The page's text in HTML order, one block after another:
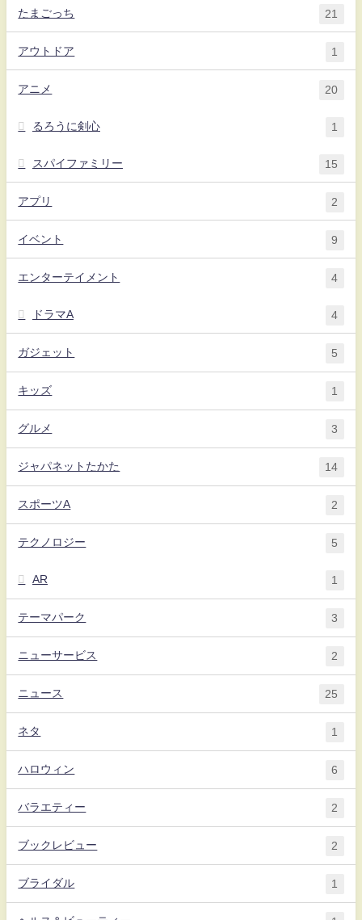
たまごっち 21
アウトドア 1
アニメ 20
るろうに剣心 1
スパイファミリー 15
アプリ 2
イベント 9
エンターテイメント 4
ドラマA 4
ガジェット 5
キッズ 1
グルメ 3
ジャパネットたかた 14
スポーツA 2
テクノロジー 5
AR 1
テーマパーク 3
ニューサービス 2
ニュース 25
ネタ 1
ハロウィン 6
バラエティー 2
ブックレビュー 2
ブライダル 1